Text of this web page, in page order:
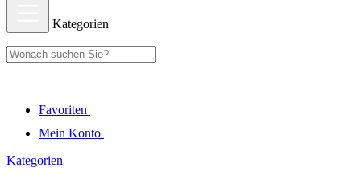
Kategorien
Favoriten
Mein Konto
Kategorien